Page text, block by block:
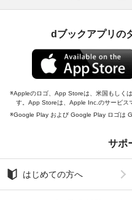
dブックアプリの
Appleのロゴ、App Storeは、米国もしく
す。App Storeは、Apple Inc.のサービス
Google Play および Google Play ロゴは
サポ
はじめての方へ